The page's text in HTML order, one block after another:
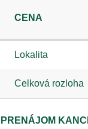
CENA
Lokalita
Celková rozloha
PRENÁJOM